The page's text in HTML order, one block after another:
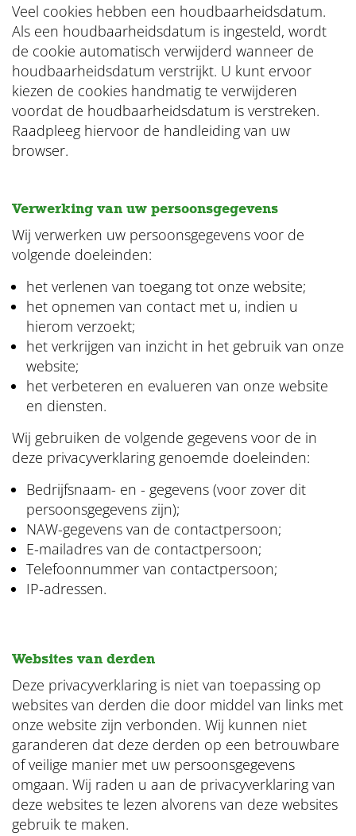
Veel cookies hebben een houdbaarheidsdatum.
Als een houdbaarheidsdatum is ingesteld, wordt
de cookie automatisch verwijderd wanneer de
houdbaarheidsdatum verstrijkt. U kunt ervoor
kiezen de cookies handmatig te verwijderen
voordat de houdbaarheidsdatum is verstreken.
Raadpleeg hiervoor de handleiding van uw
browser.
Verwerking van uw persoonsgegevens
Wij verwerken uw persoonsgegevens voor de
volgende doeleinden:
het verlenen van toegang tot onze website;
het opnemen van contact met u, indien u
hierom verzoekt;
het verkrijgen van inzicht in het gebruik van onze
website;
het verbeteren en evalueren van onze website
en diensten.
Wij gebruiken de volgende gegevens voor de in
deze privacyverklaring genoemde doeleinden:
Bedrijfsnaam- en - gegevens (voor zover dit
persoonsgegevens zijn);
NAW-gegevens van de contactpersoon;
E-mailadres van de contactpersoon;
Telefoonnummer van contactpersoon;
IP-adressen.
Websites van derden
Deze privacyverklaring is niet van toepassing op
websites van derden die door middel van links met
onze website zijn verbonden. Wij kunnen niet
garanderen dat deze derden op een betrouwbare
of veilige manier met uw persoonsgegevens
omgaan. Wij raden u aan de privacyverklaring van
deze websites te lezen alvorens van deze websites
gebruik te maken.